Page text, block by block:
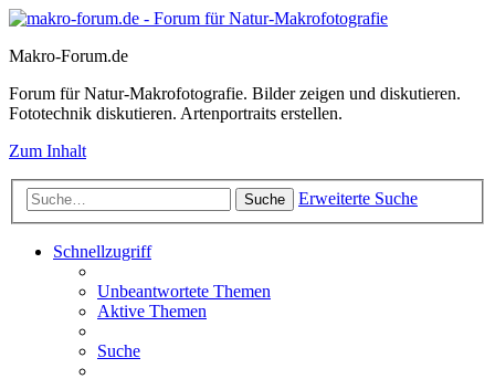
Makro-Forum.de
Forum für Natur-Makrofotografie. Bilder zeigen und diskutieren.
Fototechnik diskutieren. Artenportraits erstellen.
Zum Inhalt
Suche Erweiterte Suche
Schnellzugriff
Unbeantwortete Themen
Aktive Themen
Suche